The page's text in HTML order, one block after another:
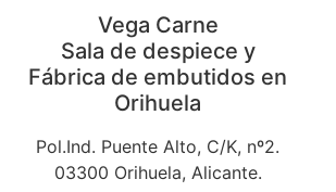
Vega Carne
Sala de despiece y
Fábrica de embutidos en
Orihuela
Pol.Ind. Puente Alto, C/K, nº2.
03300 Orihuela, Alicante.